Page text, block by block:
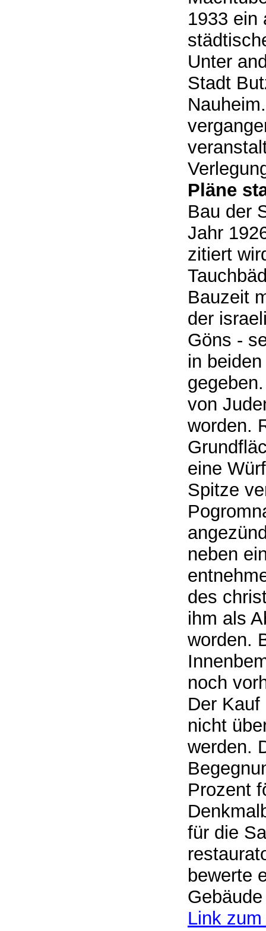
1933 ein
Unter
Stadt
Pläne
Bau der
Jahr
zitiert
Bauzeit
der
Göns -
in
von
worden.
eine
Spitze
neben
des
ihm als
worden.
noch
Der
nicht
werden.
Prozent
für die
bewerte
Link